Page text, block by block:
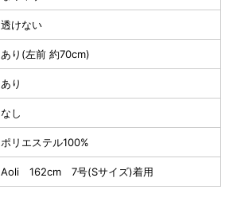
透けない
あり(左前 約70cm)
あり
なし
ポリエステル100%
Aoli 162cm 7号(Sサイズ)着用